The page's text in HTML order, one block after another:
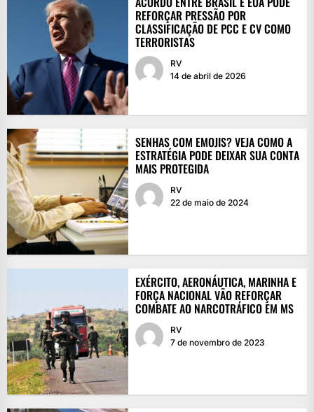
REFORÇAR PRESSÃO POR
CLASSIFICAÇÃO DE PCC E CV COMO
TERRORISTAS
RV
14 de abril de 2026
SENHAS COM EMOJIS? VEJA COMO A
ESTRATÉGIA PODE DEIXAR SUA CONTA
MAIS PROTEGIDA
RV
22 de maio de 2024
EXÉRCITO, AERONÁUTICA, MARINHA E
FORÇA NACIONAL VÃO REFORÇAR
COMBATE AO NARCOTRÁFICO EM MS
RV
7 de novembro de 2023